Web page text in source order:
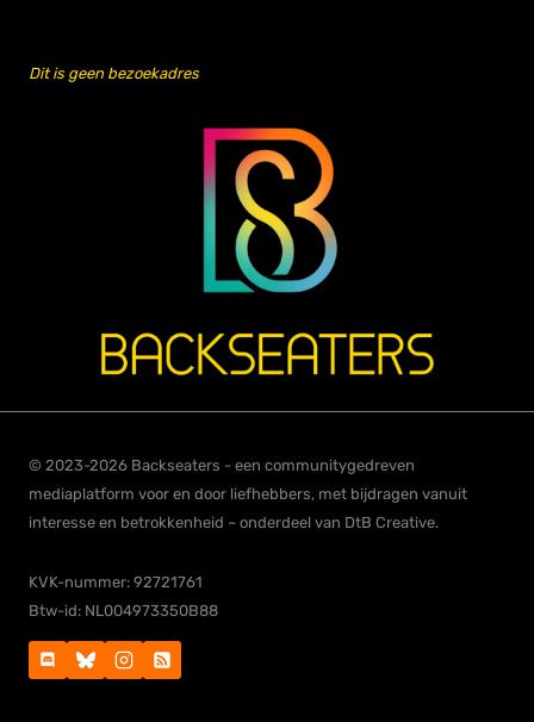
Dit is geen bezoekadres
© 2023-2026 Backseaters - een communitygedreven
mediaplatform voor en door liefhebbers, met bijdragen vanuit
interesse en betrokkenheid – onderdeel van DtB Creative.
KVK-nummer: 92721761
Btw-id: NL004973350B88